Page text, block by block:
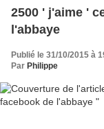
2500 ' j'aime '
l'abbaye
Publié le 31/10/2015 à
Par Philippe